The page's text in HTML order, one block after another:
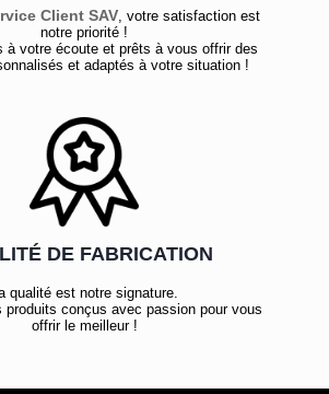
Client SAV, votre satisfaction est
notre priorité !
à votre écoute et prêts à vous offrir des
et adaptés à votre situation !
DE FABRICATION
qualité est notre signature.
produits conçus avec passion pour vous
offrir le meilleur !